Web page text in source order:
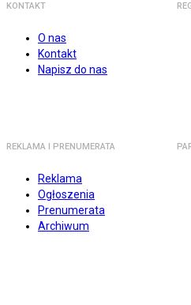
KONTAKT
O nas
Kontakt
Napisz do nas
REKLAMA I PRENUMERATA
Reklama
Ogłoszenia
Prenumerata
Archiwum